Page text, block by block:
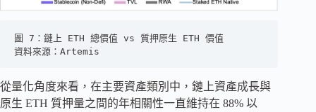
圖 7：鏈上 ETH 總價值 vs 質押原生 ETH 價值
資料來源：Artemis
從量化角度來看，在主要資產類別中，鏈上資產成長與
原生 ETH 質押量之間的年相關性一直維持在 88% 以